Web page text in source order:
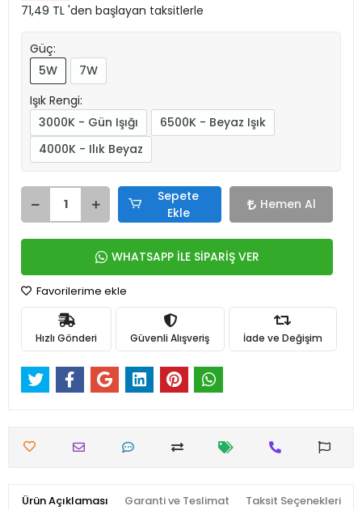
71,49 TL 'den başlayan taksitlerle
Güç:
5W
7W
Işık Rengi:
3000K - Gün Işığı
6500K - Beyaz Işık
4000K - Ilık Beyaz
Sepete
Ekle
Hemen Al
WHATSAPP İLE SİPARİŞ VER
Favorilerime ekle
Hızlı Gönderi Güvenli Alışveriş İade ve Değişim
Ürün Açıklaması Garanti ve Teslimat Taksit Seçenekleri